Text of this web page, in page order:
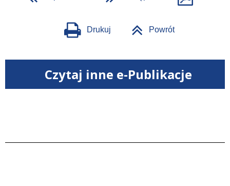
Drukuj Powrót
Czytaj inne e-Publikacje